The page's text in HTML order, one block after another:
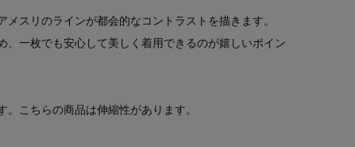
メスリのラインが都会的なコントラストを描きます。
、一枚でも安心して美しく着用できるのが嬉しいポイン
こちらの商品は伸縮性があります。